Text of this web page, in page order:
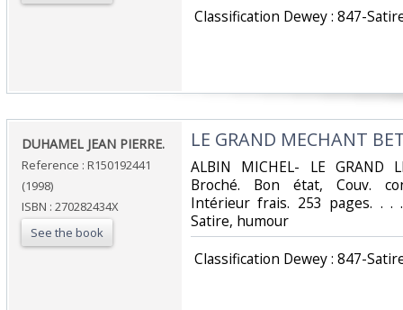
Classification Dewey : 847-
‎DUHAMEL JEAN PIERRE.‎
Reference : R150192441
(1998)
ISBN : 270282434X
See the book
‎LE GRAND MECHANT
‎ALBIN MICHEL- LE GRAND
Broché. Bon état, Couv.
Intérieur frais. 253 pages. . .
Satire, humour‎
Classification Dewey : 847-